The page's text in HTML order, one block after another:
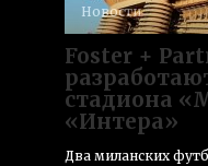
Новости
Foster +
стадиона
«Интера»
Два миланских